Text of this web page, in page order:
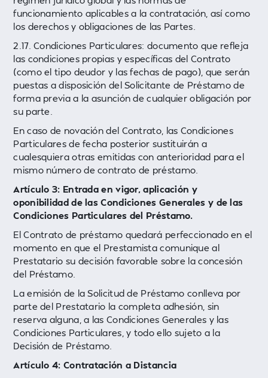
funcionamiento aplicables a la contratación, así como
los derechos y obligaciones de las Partes.
2.17. Condiciones Particulares: documento que refleja
las condiciones propias y específicas del Contrato
(como el tipo deudor y las fechas de pago), que serán
puestas a disposición del Solicitante de Préstamo de
forma previa a la asunción de cualquier obligación por
su parte.
En caso de novación del Contrato, las Condiciones
Particulares de fecha posterior sustituirán a
cualesquiera otras emitidas con anterioridad para el
mismo número de contrato de préstamo.
Artículo 3: Entrada en vigor, aplicación y
oponibilidad de las Condiciones Generales y de las
Condiciones Particulares del Préstamo.
El Contrato de préstamo quedará perfeccionado en el
momento en que el Prestamista comunique al
Prestatario su decisión favorable sobre la concesión
del Préstamo.
La emisión de la Solicitud de Préstamo conlleva por
parte del Prestatario la completa adhesión, sin
reserva alguna, a las Condiciones Generales y las
Condiciones Particulares, y todo ello sujeto a la
Decisión de Préstamo.
Artículo 4: Contratación a Distancia